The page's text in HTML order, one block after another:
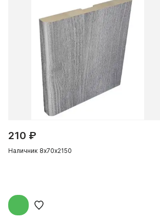
210 ₽
Наличник 8х70х2150